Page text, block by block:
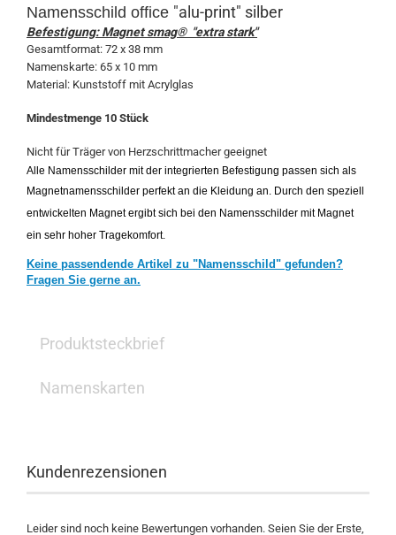
Namensschild office "alu-print" silber
Befestigung: Magnet smag® "extra stark"
Gesamtformat: 72 x 38 mm
Namenskarte: 65 x 10 mm
Material: Kunststoff mit Acrylglas
Mindestmenge 10 Stück
Nicht für Träger von Herzschrittmacher geeignet
Alle Namensschilder mit der integrierten Befestigung passen sich als
Magnetnamensschilder perfekt an die Kleidung an. Durch den speziell
entwickelten Magnet ergibt sich bei den Namensschilder mit Magnet
ein sehr hoher Tragekomfort.
Keine passendende Artikel zu "Namensschild" gefunden?
Fragen Sie gerne an.
Produktsteckbrief
Namenskarten
Kundenrezensionen
Leider sind noch keine Bewertungen vorhanden. Seien Sie der Erste,